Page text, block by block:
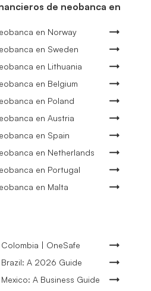
de neobanca en
en Norway
en Sweden
en Lithuania
en Belgium
en Poland
en Austria
en Spain
en Netherlands
en Portugal
en Malta
| OneSafe
A 2026 Guide
A Business Guide